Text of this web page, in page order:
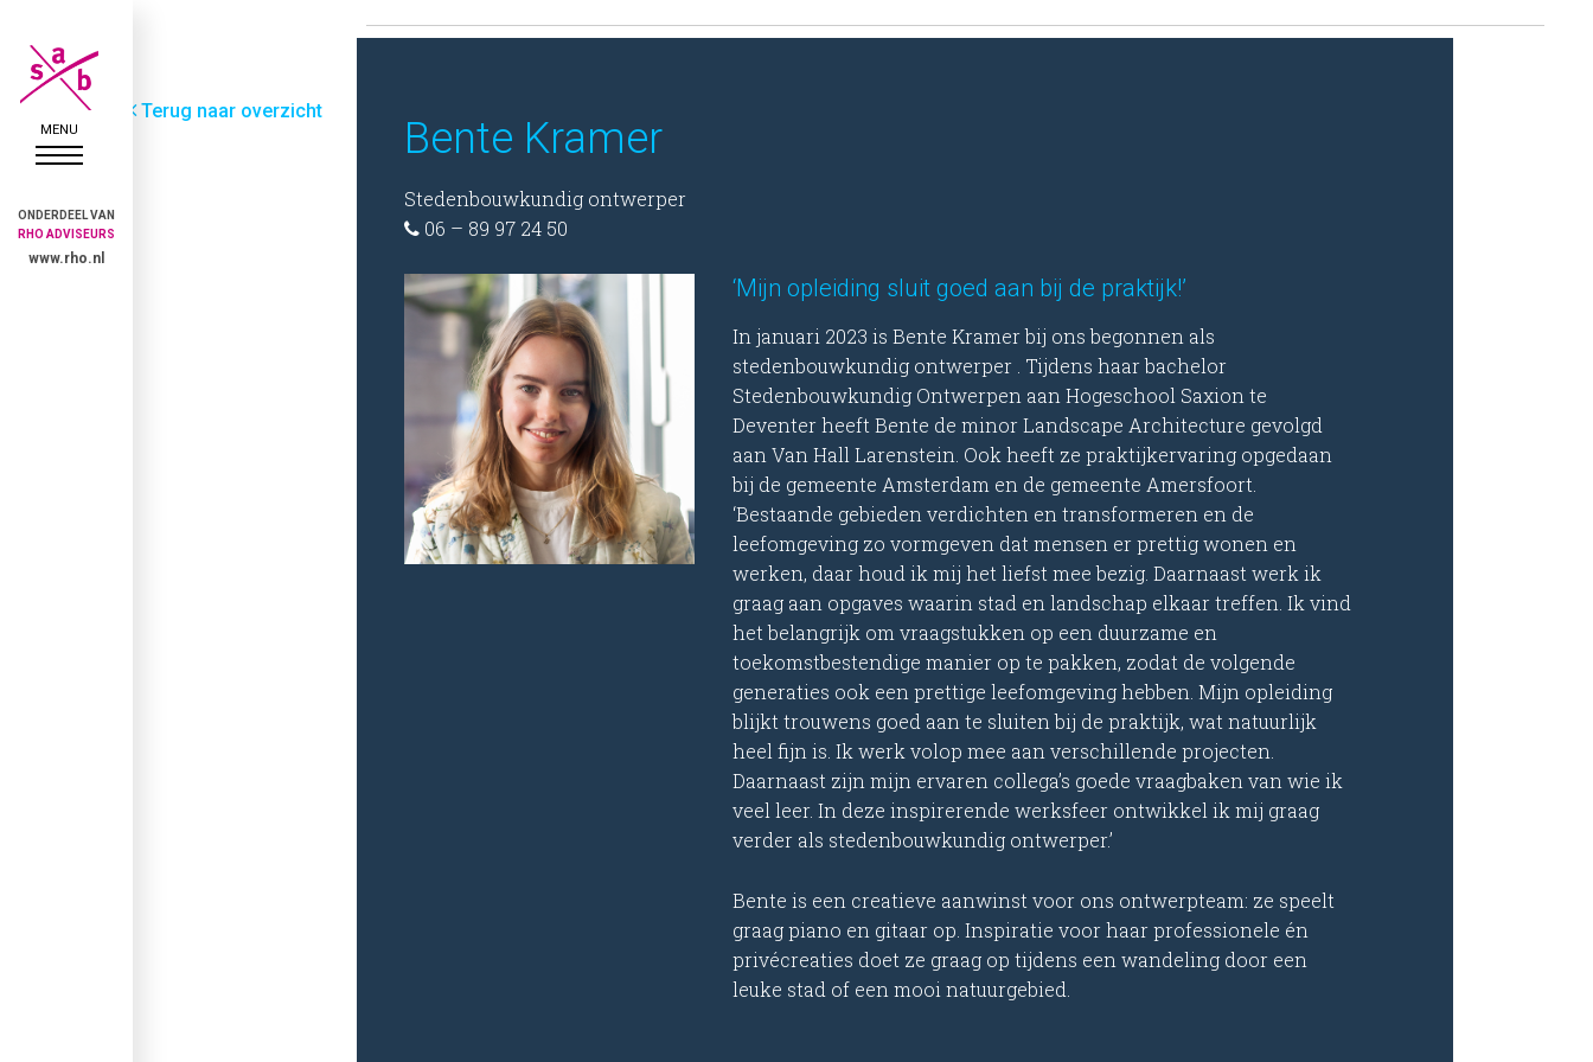
ONDERDEEL VAN
RHO ADVISEURS
www.rho.nl
Terug naar overzicht
Bente Kramer
Stedenbouwkundig ontwerper
 06 – 89 97 24 50
‘Mijn opleiding sluit goed aan bij de praktijk!’
In januari 2023 is Bente Kramer bij ons begonnen als
stedenbouwkundig ontwerper . Tijdens haar bachelor
Stedenbouwkundig Ontwerpen aan Hogeschool Saxion te
Deventer heeft Bente de minor Landscape Architecture gevolgd
aan Van Hall Larenstein. Ook heeft ze praktijkervaring opgedaan
bij de gemeente Amsterdam en de gemeente Amersfoort.
‘Bestaande gebieden verdichten en transformeren en de
leefomgeving zo vormgeven dat mensen er prettig wonen en
werken, daar houd ik mij het liefst mee bezig. Daarnaast werk ik
graag aan opgaves waarin stad en landschap elkaar treffen. Ik vind
het belangrijk om vraagstukken op een duurzame en
toekomstbestendige manier op te pakken, zodat de volgende
generaties ook een prettige leefomgeving hebben. Mijn opleiding
blijkt trouwens goed aan te sluiten bij de praktijk, wat natuurlijk
heel fijn is. Ik werk volop mee aan verschillende projecten.
Daarnaast zijn mijn ervaren collega’s goede vraagbaken van wie ik
veel leer. In deze inspirerende werksfeer ontwikkel ik mij graag
verder als stedenbouwkundig ontwerper.’
Bente is een creatieve aanwinst voor ons ontwerpteam: ze speelt
graag piano en gitaar op. Inspiratie voor haar professionele én
privécreaties doet ze graag op tijdens een wandeling door een
leuke stad of een mooi natuurgebied.